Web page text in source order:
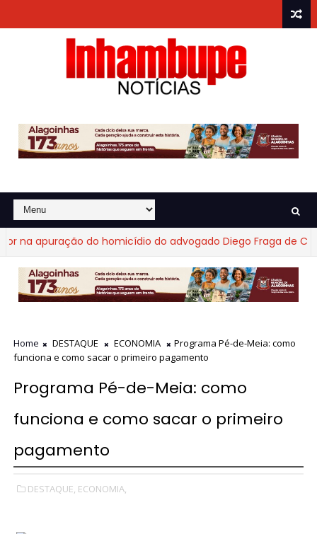
do homicídio do advogado Diego Fraga de Castro
Home DESTAQUE ECONOMIA
Programa Pé-de-Meia: como
funciona e como sacar o primeiro pagamento
Programa Pé-de-Meia: como
funciona e como sacar o primeiro
pagamento
DESTAQUE, ECONOMIA,